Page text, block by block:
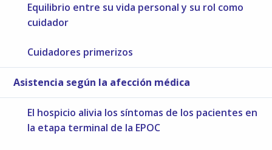
Equilibrio entre su vida personal y su rol como
cuidador
Cuidadores primerizos
Asistencia según la afección médica
El hospicio alivia los síntomas de los pacientes en
la etapa terminal de la EPOC